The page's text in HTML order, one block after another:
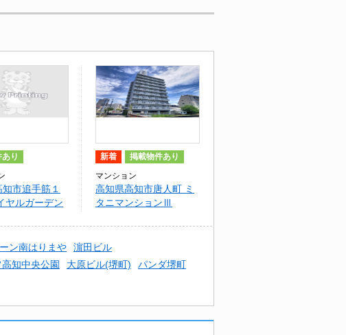
り
市追手筋１
ヤルガーデン
新着 掲載物件あり
マンション
高知県高知市唐人町 ミ
タニマンションⅢ
ン南はりまや
濵田ビル
知中央公園 大原ビル(堺町)
パンダ堺町